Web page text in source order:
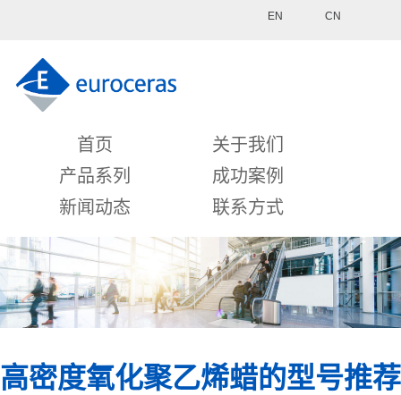
CN
EN
首页
关于我们
产品系列
成功案例
新闻动态
联系方式
高密度氧化聚乙烯蜡的型号推荐